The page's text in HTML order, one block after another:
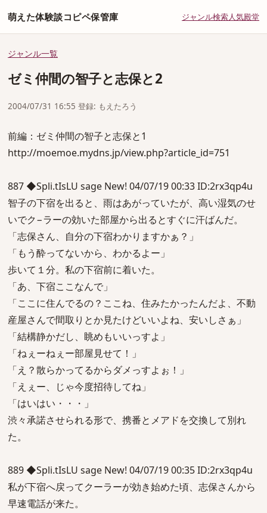
萌えた体験談コピペ保管庫 ジャンル検索人気殿堂
ジャンル一覧
ゼミ仲間の智子と志保と2
2004/07/31 16:55 登録: もえたろう
前編：ゼミ仲間の智子と志保と1
http://moemoe.mydns.jp/view.php?article_id=751
887 ◆Spli.tIsLU sage New! 04/07/19 00:33 ID:2rx3qp4u
智子の下宿を出ると、雨はあがっていたが、高い湿気のせ
いでク−ラーの効いた部屋から出るとすぐに汗ばんだ。
「志保さん、自分の下宿わかりますかぁ？」
「もう酔ってないから、わかるよー」
歩いて１分。私の下宿前に着いた。
「あ、下宿ここなんで」
「ここに住んでるの？ここね、住みたかったんだよ、不動
産屋さんで間取りとか見たけどいいよね、安いしさぁ」
「結構静かだし、眺めもいいっすよ」
「ねぇーねぇー部屋見せて！」
「え？散らかってるからダメっすよぉ！」
「えぇー、じゃ今度招待してね」
「はいはい・・・」
渋々承諾させられる形で、携番とメアドを交換して別れ
た。
889 ◆Spli.tIsLU sage New! 04/07/19 00:35 ID:2rx3qp4u
私が下宿へ戻ってクーラーが効き始めた頃、志保さんから
早速電話が来た。